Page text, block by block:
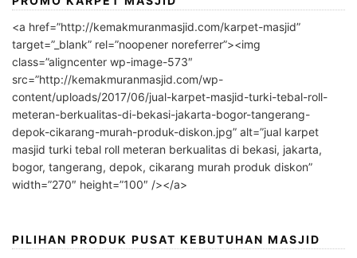
<a href=”http://kemakmuranmasjid.com/karpet-masjid”
target=”_blank” rel=”noopener noreferrer”><img
class=”aligncenter wp-image-573″
src=”http://kemakmuranmasjid.com/wp-
content/uploads/2017/06/jual-karpet-masjid-turki-tebal-roll-
meteran-berkualitas-di-bekasi-jakarta-bogor-tangerang-
depok-cikarang-murah-produk-diskon.jpg” alt=”jual karpet
masjid turki tebal roll meteran berkualitas di bekasi, jakarta,
bogor, tangerang, depok, cikarang murah produk diskon”
width=”270″ height=”100″ /></a>
PILIHAN PRODUK PUSAT KEBUTUHAN MASJID